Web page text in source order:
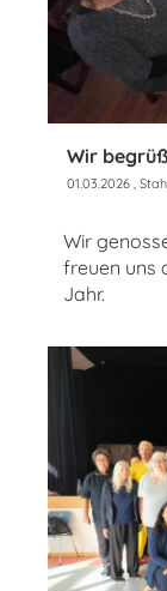
Wir
01.03.2026 ,
Wir
freuen uns
Jahr.